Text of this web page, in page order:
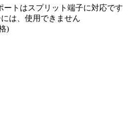
トはスプリット端子に対応です
は、使用できません
)